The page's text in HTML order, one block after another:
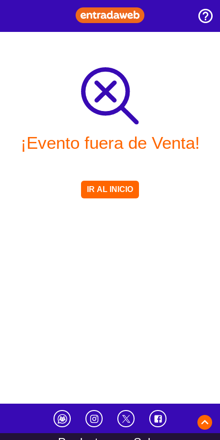
¡Evento fuera de Venta!
IR AL INICIO